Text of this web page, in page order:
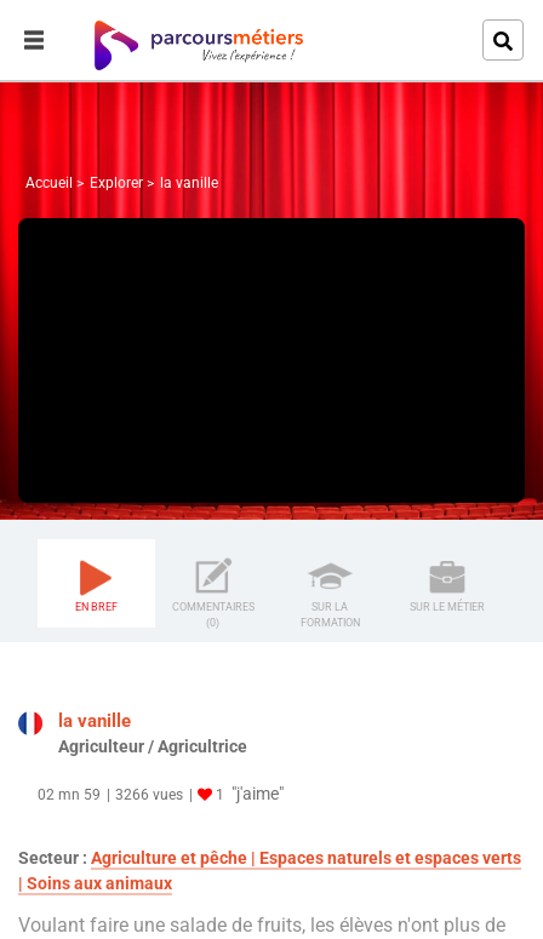
Accueil Explorer la vanille
EN BREF
COMMENTAIRES
(0)
SUR LA
FORMATION
SUR LE MÉTIER
la vanille
Agriculteur / Agricultrice
02 mn 59 3266 vues 1 "j'aime"
Secteur : Agriculture et pêche | Espaces naturels et espaces verts
| Soins aux animaux
Voulant faire une salade de fruits, les élèves n'ont plus de